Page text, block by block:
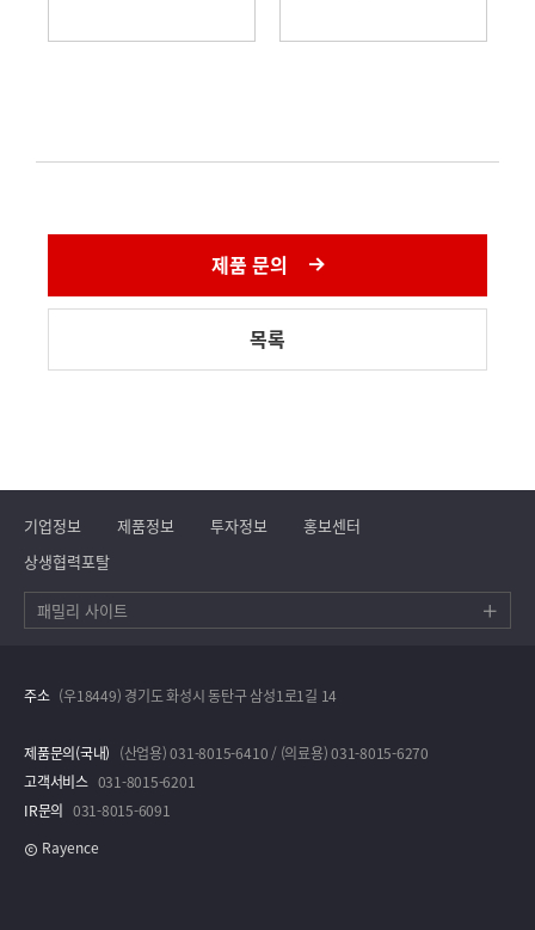
제품 문의
목록
기업정보 제품정보 투자정보
홍보센터
상생협력포탈
패밀리 사이트
주소 (우18449) 경기도 화성시 동탄구 삼성1로1길 14
제품문의(국내) (산업용) 031-8015-6410 / (의료용) 031-8015-6270
고객서비스 031-8015-6201
IR문의 031-8015-6091
Rayence